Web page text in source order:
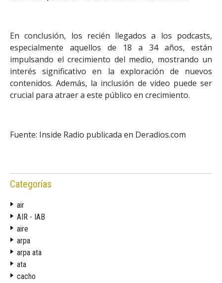
En conclusión, los recién llegados a los podcasts,
especialmente aquellos de 18 a 34 años, están
impulsando el crecimiento del medio, mostrando un
interés significativo en la exploración de nuevos
contenidos. Además, la inclusión de video puede ser
crucial para atraer a este público en crecimiento.
Fuente: Inside Radio publicada en Deradios.com
Categorías
air
AIR - IAB
aire
arpa
arpa ata
ata
cacho